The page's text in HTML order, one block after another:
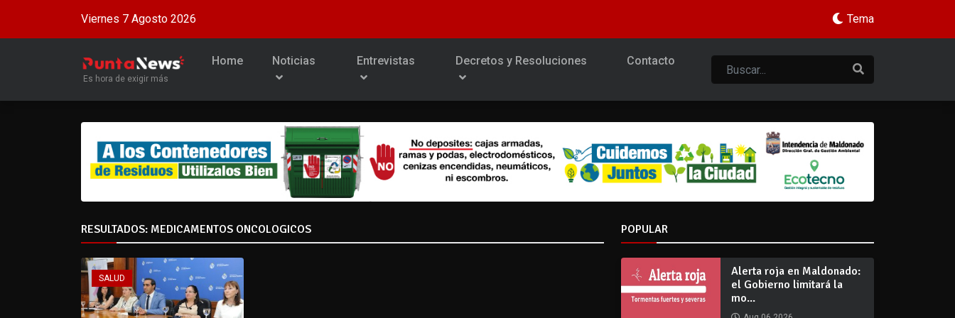
Viernes 7 Agosto 2026 Tema
Es hora de exigir más
Home Noticias Entrevistas Decretos y Resoluciones Contacto
RESULTADOS: MEDICAMENTOS ONCOLOGICOS
SALUD
POPULAR
Alerta roja en Maldonado:
el Gobierno limitará la
mo...